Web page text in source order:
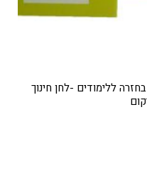
ללימודים -לחן חינוך